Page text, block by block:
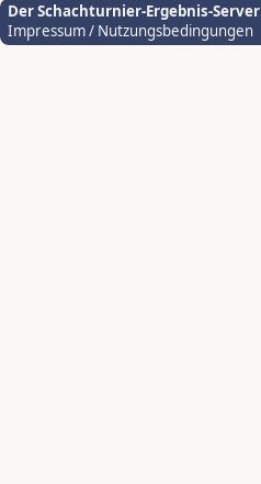
Der Schachturnier-Ergebnis-Server
Impressum / Nutzungsbedingungen